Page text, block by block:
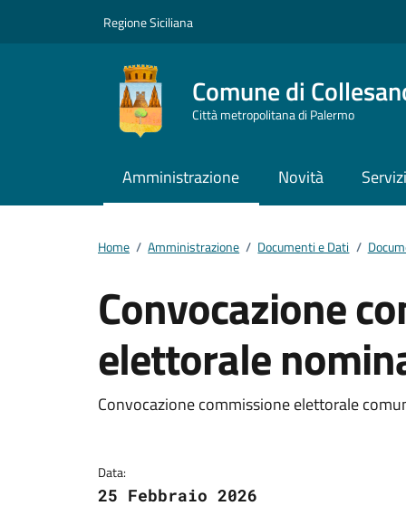
Regione Siciliana
Comune di
Città metropolitana di Palermo
Amministrazione Novità Servizi
Home / Amministrazione / Documenti e Dati /
Convocazione
elettorale
Dettagli del
Convocazione commissione elettorale
Data:
25 Febbraio 2026